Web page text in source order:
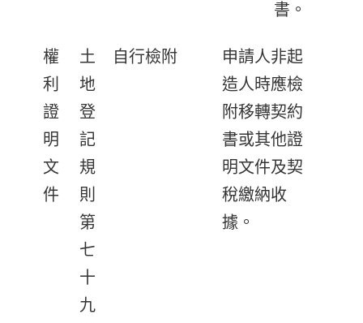
書。
權
利
證
明
文
件
土
地
登
記
規
則
第
七
十
九
自行檢附
申請人非起
造人時應檢
附移轉契約
書或其他證
明文件及契
稅繳納收
據。